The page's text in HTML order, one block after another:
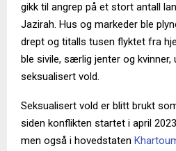
gikk til angrep på et stort antall
Jazirah. Hus og markeder ble
drept og titalls tusen flyktet fra
ble sivile, særlig jenter og
seksualisert vold.
Seksualisert vold er blitt brukt
siden konflikten startet i april
men også i hovedstaten